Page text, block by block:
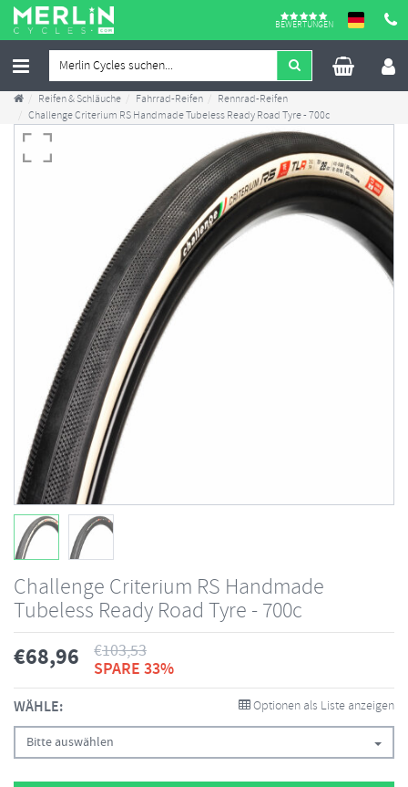
BEWERTUNGEN
Reifen & Schläuche Fahrrad-Reifen
Rennrad-Reifen
Challenge Criterium RS Handmade Tubeless Ready Road Tyre - 700c
Challenge Criterium RS Handmade
Tubeless Ready Road Tyre - 700c
€68,96 €103,53
SPARE 33%
WÄHLE: Optionen als Liste anzeigen
Bitte auswählen